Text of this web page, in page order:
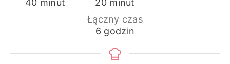
40 minut
20 minut
Łączny czas
6 godziny
godzin